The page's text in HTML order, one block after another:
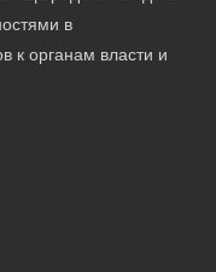
в
к органам власти и